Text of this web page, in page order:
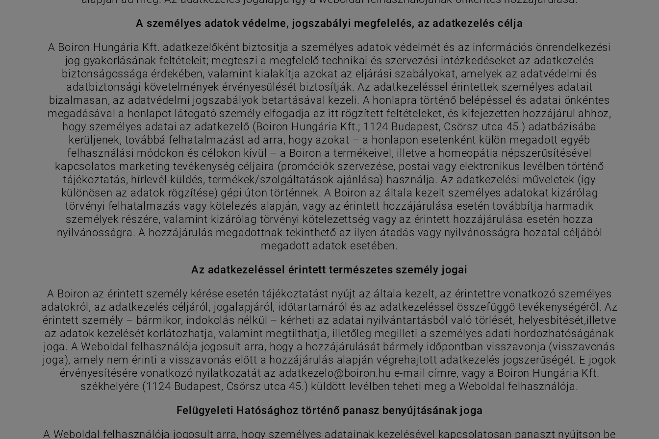
A személyes adatok védelme, jogszabályi megfelelés, az adatkezelés célja
A Boiron Hungária Kft. adatkezelőként biztosítja a személyes adatok védelmét és az információs önrendelkezési
jog gyakorlásának feltételeit; megteszi a megfelelő technikai és szervezési intézkedéseket az adatkezelés
biztonságossága érdekében, valamint kialakítja azokat az eljárási szabályokat, amelyek az adatvédelmi és
adatbiztonsági követelmények érvényesülését biztosítják. Az adatkezeléssel érintettek személyes adatait
bizalmasan, az adatvédelmi jogszabályok betartásával kezeli. A honlapra történő belépéssel és adatai önkéntes
megadásával a honlapot látogató személy elfogadja az itt rögzített feltételeket, és kifejezetten hozzájárul ahhoz,
hogy személyes adatai az adatkezelő (Boiron Hungária Kft.; 1124 Budapest, Csörsz utca 45.) adatbázisába
kerüljenek, továbbá felhatalmazást ad arra, hogy azokat – a honlapon esetenként külön megadott egyéb
felhasználási módokon és célokon kívül – a Boiron a termékeivel, illetve a homeopátia népszerűsítésével
kapcsolatos marketing tevékenység céljaira (promóciók szervezése, postai vagy elektronikus levélben történő
tájékoztatás, hírlevél-küldés, termékek/szolgáltatások ajánlása) használja. Az adatkezelési műveletek (így
különösen az adatok rögzítése) gépi úton történnek. A Boiron az általa kezelt személyes adatokat kizárólag
törvényi felhatalmazás vagy kötelezés alapján, vagy az érintett hozzájárulása esetén továbbítja harmadik
személyek részére, valamint kizárólag törvényi kötelezettség vagy az érintett hozzájárulása esetén hozza
nyilvánosságra. A hozzájárulás megadottnak tekinthető az ilyen átadás vagy nyilvánosságra hozatal céljából
megadott adatok esetében.
Az adatkezeléssel érintett természetes személy jogai
A Boiron az érintett személy kérése esetén tájékoztatást nyújt az általa kezelt, az érintettre vonatkozó személyes
adatokról, az adatkezelés céljáról, jogalapjáról, időtartamáról és az adatkezeléssel összefüggő tevékenységéről. Az
érintett személy – bármikor, indokolás nélkül – kérheti az adatai nyilvántartásból való törlését, helyesbítését,illetve
az adatok kezelését korlátozhatja, valamint megtilthatja, illetőleg megilleti a személyes adati hordozhatóságának
joga. A Weboldal felhasználója jogosult arra, hogy a hozzájárulását bármely időpontban visszavonja (visszavonás
joga), amely nem érinti a visszavonás előtt a hozzájárulás alapján végrehajtott adatkezelés jogszerűségét. E jogok
érvényesítésére vonatkozó nyilatkozatát az adatkezelo@boiron.hu e-mail címre, vagy a Boiron Hungária Kft.
székhelyére (1124 Budapest, Csörsz utca 45.) küldött levélben teheti meg a Weboldal felhasználója.
Felügyeleti Hatósághoz történő panasz benyújtásának joga
A Weboldal felhasználója jogosult arra, hogy személyes adatainak kezelésével kapcsolatosan panaszt nyújtson be